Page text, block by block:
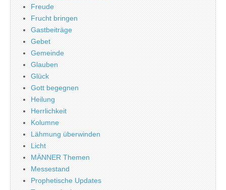
Freude
Frucht bringen
Gastbeiträge
Gebet
Gemeinde
Glauben
Glück
Gott begegnen
Heilung
Herrlichkeit
Kolumne
Lähmung überwinden
Licht
MÄNNER Themen
Messestand
Prophetische Updates